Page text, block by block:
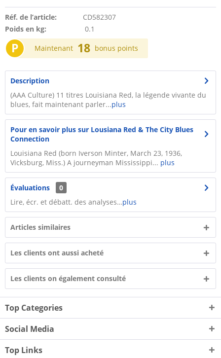
Réf. de l’article:
CD582307
Poids en kg:
0.1
P Maintenant 18 bonus points
Description
(AAA Culture) 11 titres Louisiana Red, la légende vivante du
blues, fait maintenant parler...plus
Pour en savoir plus sur Lousiana Red & The City Blues
Connection
Louisiana Red (born Iverson Minter, March 23, 1936,
Vicksburg, Miss.) A journeyman Mississippi... plus
Évaluations
0
Lire, écr. et débatt. des analyses…plus
Articles similaires
Les clients ont aussi acheté
Les clients on également consulté
Top Categories
Social Media
Top Links